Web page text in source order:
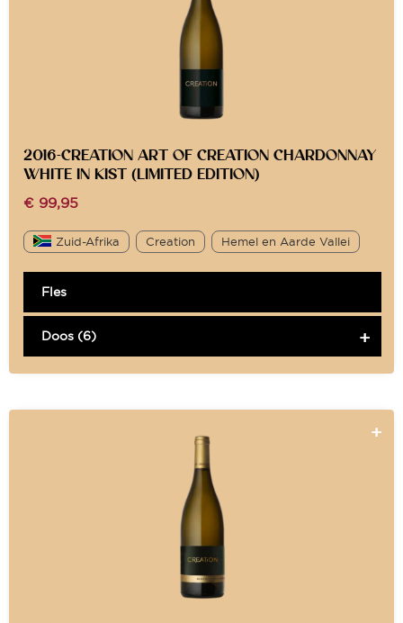
2016-CREATION ART OF CREATION CHARDONNAY
WHITE IN KIST (LIMITED EDITION)
€ 99,95
Zuid-Afrika Creation Hemel en Aarde Vallei
Fles
Doos (6)